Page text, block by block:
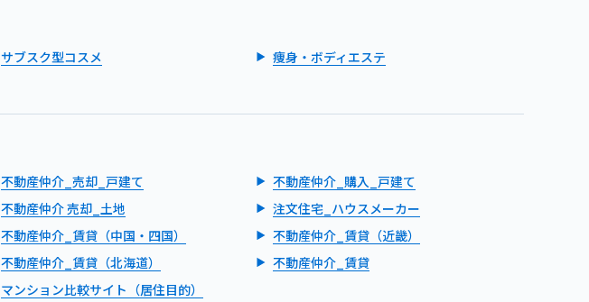
サブスク型コスメ
痩身・ボディエステ
不動産仲介_売却_戸建て
不動産仲介_購入_戸建て
不動産仲介 売却_土地
注文住宅_ハウスメーカー
不動産仲介_賃貸（中国・四国）
不動産仲介_賃貸（近畿）
不動産仲介_賃貸（北海道）
不動産仲介_賃貸
マンション比較サイト（居住目的）